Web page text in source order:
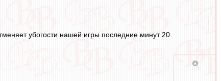
убогости нашей игры последние минут 20.